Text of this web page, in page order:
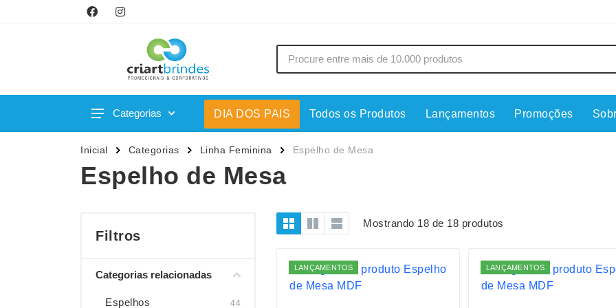
Categorias
Acessórios p/ Celular
Acessórios para Carros
Bar e Bebidas
Bolsas Térmicas
Brinquedos
Caixas de Som
Canecas
Carregadores
Casa
Chapéus
Conjuntos Executivos
Espelhos
Esporte e Jogos
Kit Queijo
DIA DOS PAIS Todos os Produtos Lançamentos Promoções
Inicial Categorias Linha Feminina Espelho de Mesa
Espelho de Mesa
Filtros
Categorias relacionadas
Espelhos 44
Mostrando 18 de 18 produtos
LANÇAMENTOS LANÇAMENTOS